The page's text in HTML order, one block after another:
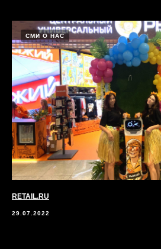
СМИ О НАС
RETAIL.RU
29.07.2022